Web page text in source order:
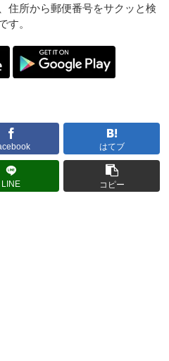
住所から郵便番号をサクッと検
す。
はてブ
LINE コピー